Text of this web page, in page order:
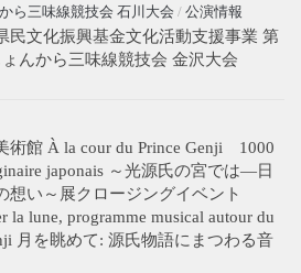
ら三味線競技会 石川大会 / 公演情報
民文化振興基金文化活動支援事業 第
んから三味線競技会 金沢大会
術館 À la cour du Prince Genji 1000
japonais ～光源氏の宮では―日
想い～展クロージングイベント
la lune, programme musical autour du
月を眺めて: 源氏物語にまつわる音